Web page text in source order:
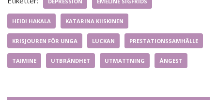
HEIDI HAKALA KATARINA KIISKINEN
KRISJOUREN FÖR UNGA LUCKAN PRESTATIONSSAMHÄLLE
TAIMINE UTBRÄNDHET UTMATTNING ÅNGEST